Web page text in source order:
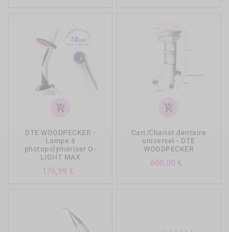
add_shopping_cart
DTE WOODPECKER -
Lampe à
photopolymériser O-
LIGHT MAX
176,99 €
add_shopping_cart
Cart/Chariot dentaire
universel - DTE
WOODPECKER
600,00 €